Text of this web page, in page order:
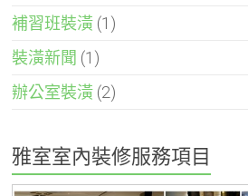
補習班裝潢 (1)
裝潢新聞 (1)
辦公室裝潢 (2)
雅室室內裝修服務項目